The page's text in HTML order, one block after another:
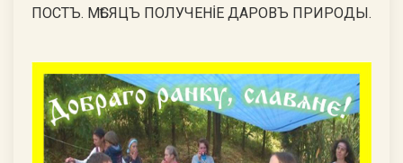
ПОСТЪ. МѢСЯЦЪ ПОЛУЧЕНİЕ ДАРОВЪ ПРИРОДЫ.